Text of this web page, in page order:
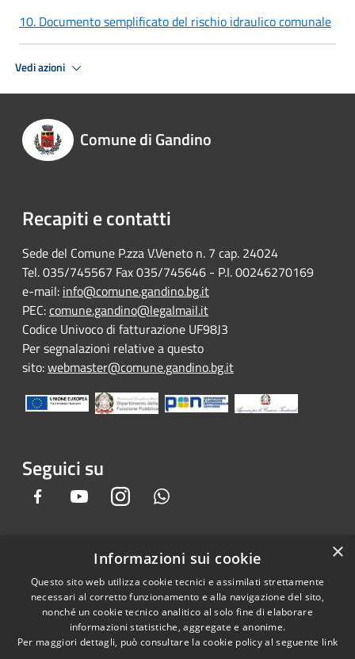
10. Documento semplificato del rischio idraulico comunale
Vedi azioni
Comune di Gandino
Recapiti e contatti
Sede del Comune P.zza V.Veneto n. 7 cap. 24024
Tel. 035/745567 Fax 035/745646 - P.I. 00246270169
e-mail: info@comune.gandino.bg.it
PEC:comune.gandino@legalmail.it
Codice Univoco di fatturazione UF98J3
Per segnalazioni relative a questo
sito:webmaster@comune.gandino.bg.it
Seguici su
Facebook YoutubeInstagram
Accessibilità
Privacy
Mappa del sito
Gandino • Powered by
Municipium•Accesso
redazione
×
Informazioni sui cookie
Questo sito web utilizza cookie tecnici e assimilati strettamente
necessari al corretto funzionamento e alla navigazione del sito,
nonché un cookie tecnico analitico al solo fine di elaborare
informazioni statistiche, aggregate e anonime.
Per maggiori dettagli, può consultare la cookie policy al seguente link